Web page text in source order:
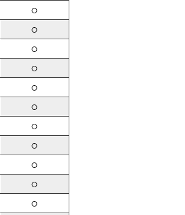
○
○
○
○
○
○
○
○
○
○
○